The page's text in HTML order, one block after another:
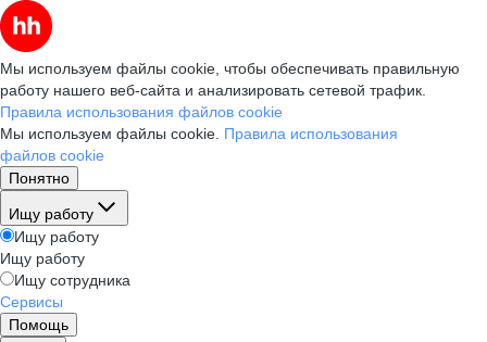
Мы используем файлы cookie, чтобы обеспечивать правильную
работу нашего веб-сайта и анализировать сетевой трафик.
Правила использования файлов cookie
Мы используем файлы cookie. Правила использования
файлов cookie
Понятно
Ищу работу
Ищу работу
Ищу работу
Ищу сотрудника
Сервисы
Помощь